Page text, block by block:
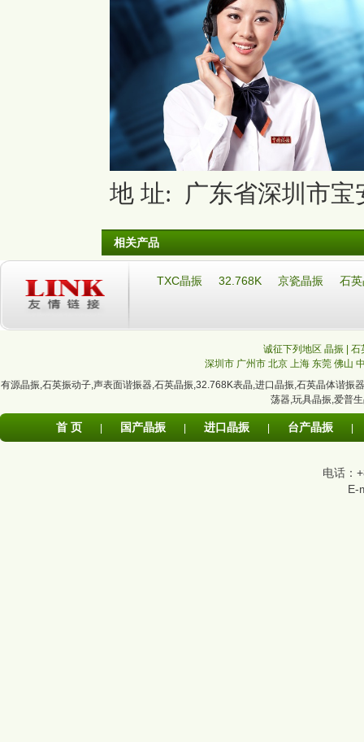
地 址: 广东省深圳市宝
相关产品
TXC晶振 32.768K 京瓷晶振 石
诚征下列地区 晶振 |
深圳市 广州市 北京 上海 东莞 佛山
有源晶振,石英振动子,声表面谐振器,石英晶振,32.768K表晶,进口晶振,石英晶体谐振器
荡器,玩具晶振,爱普
首 页 国产晶振 进口晶振 台产晶振
电话：
E-